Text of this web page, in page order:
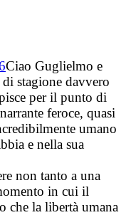
Ciao Guglielmo e
stagione davvero
per il punto di
feroce, quasi
umano
e nella sua
non tanto a una
in cui il
che la libertà umana